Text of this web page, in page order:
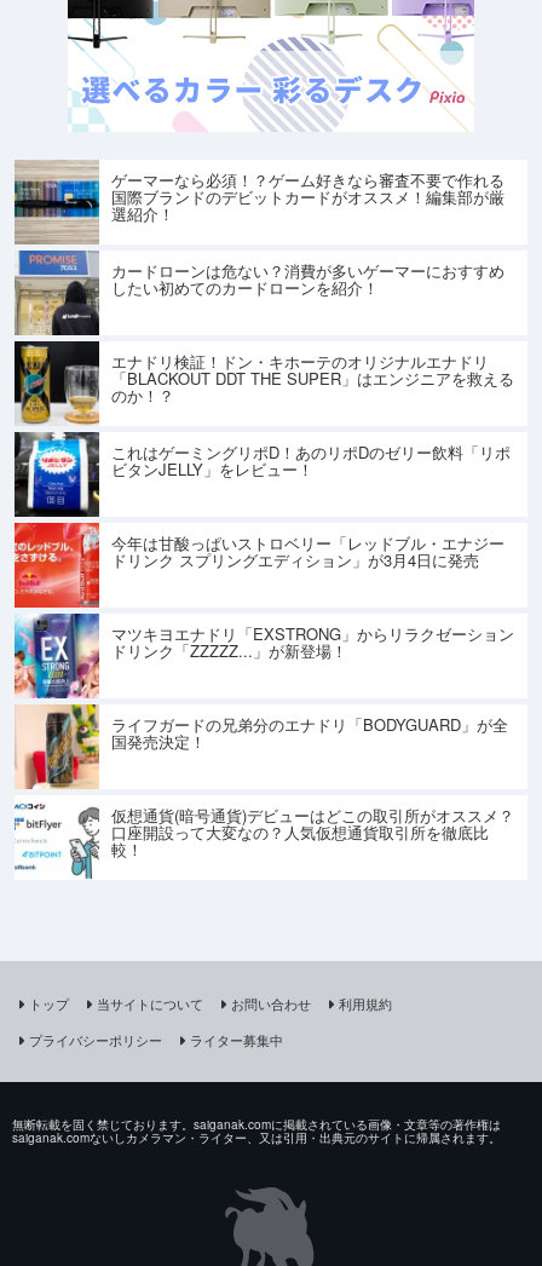
ゲーマーなら必須！？ゲーム好きなら審査不要で作れる
国際ブランドのデビットカードがオススメ！編集部が厳
選紹介！
カードローンは危ない？消費が多いゲーマーにおすすめ
したい初めてのカードローンを紹介！
エナドリ検証！ドン・キホーテのオリジナルエナドリ
「BLACKOUT DDT THE SUPER」はエンジニアを救える
のか！？
これはゲーミングリポD！あのリポDのゼリー飲料「リポ
ビタンJELLY」をレビュー！
今年は甘酸っぱいストロベリー「レッドブル・エナジー
ドリンク スプリングエディション」が3月4日に発売
マツキヨエナドリ「EXSTRONG」からリラクゼーション
ドリンク「ZZZZZ...」が新登場！
ライフガードの兄弟分のエナドリ「BODYGUARD」が全
国発売決定！
仮想通貨(暗号通貨)デビューはどこの取引所がオススメ？
口座開設って大変なの？人気仮想通貨取引所を徹底比
較！
トップ 当サイトについて お問い合わせ
利用規約
プライバシーポリシー
ライター募集中
無断転載を固く禁じております。saiganak.comに掲載されている画像・文章等の著作権は
saiganak.comないしカメラマン・ライター、又は引用・出典元のサイトに帰属されます。